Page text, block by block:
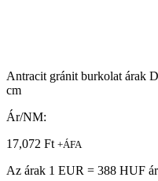
Antracit gránit burkolat árak
cm
Ár/NM:
17,072 Ft +ÁFA
Az árak 1 EUR = 388 HUF